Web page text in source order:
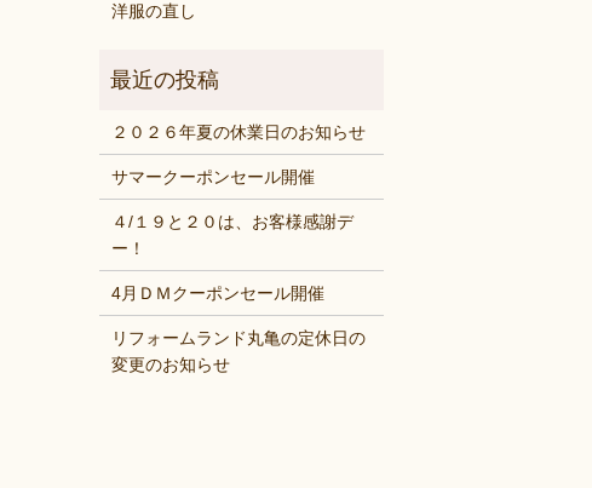
洋服の直し
２０２６年夏の休業日のお知らせ
サマークーポンセール開催
４/１９と２０は、お客様感謝デ
ー！
4月ＤＭクーポンセール開催
リフォームランド丸亀の定休日の
変更のお知らせ